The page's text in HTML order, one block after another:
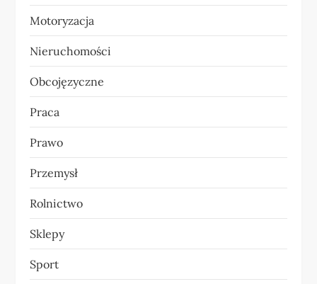
Motoryzacja
Nieruchomości
Obcojęzyczne
Praca
Prawo
Przemysł
Rolnictwo
Sklepy
Sport